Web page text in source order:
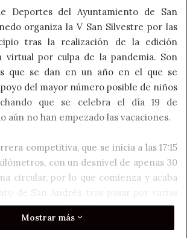
Deportes del Ayuntamiento de San
organiza la V San Silvestre por las
tras la realización de la edición
virtual por culpa de la pandemia. Son
que se dan en un año en el que se
del mayor número posible de niños
que se celebra el día 19 de
aún no han empezado las vacaciones.
competitiva, que se inicia a las 17:15
con un desnivel de apenas 30
circular, por lo que comienza y acaba
de San Andrés, tras pasar por varias
así como de Villabalter.
Mostrar más